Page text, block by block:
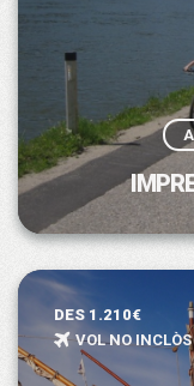
DES 1.210€
VOL NO INCLÒS